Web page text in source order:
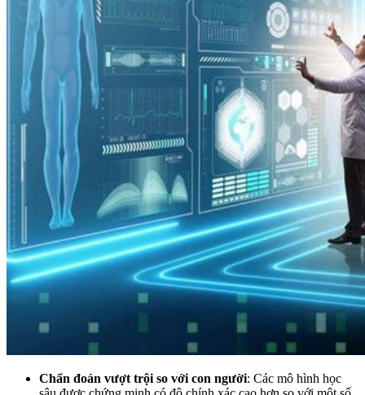
Chẩn đoán vượt trội so với con người: Các mô hình học